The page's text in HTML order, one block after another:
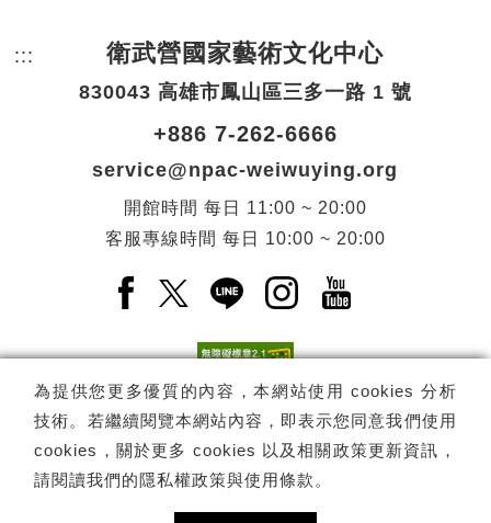
為提供您更多優質的內容，本網站使用 cookies 分析
技術。若繼續閱覽本網站內容，即表示您同意我們使用
cookies，關於更多 cookies 以及相關政策更新資訊，
請閱讀我們的隱私權政策與使用條款 。
::: 頁尾網站資訊。
衛武營國家藝術文化中心
830043 高雄市鳳山區三多一路 1 號
+886 7-262-6666
service@npac-weiwuying.org
開館時間 每日
11:00 ~ 20:00
客服專線時間 每日 10:00 ~ 20:00
Facebook(另開新視窗)
X(另開新視窗)
LINE(另開新視窗)
Instagram(另開新視
YouTube(另開
電子報訂閱 訂閱
Copyright © 國家表演藝術中心 -衛武營國家藝術文化中心